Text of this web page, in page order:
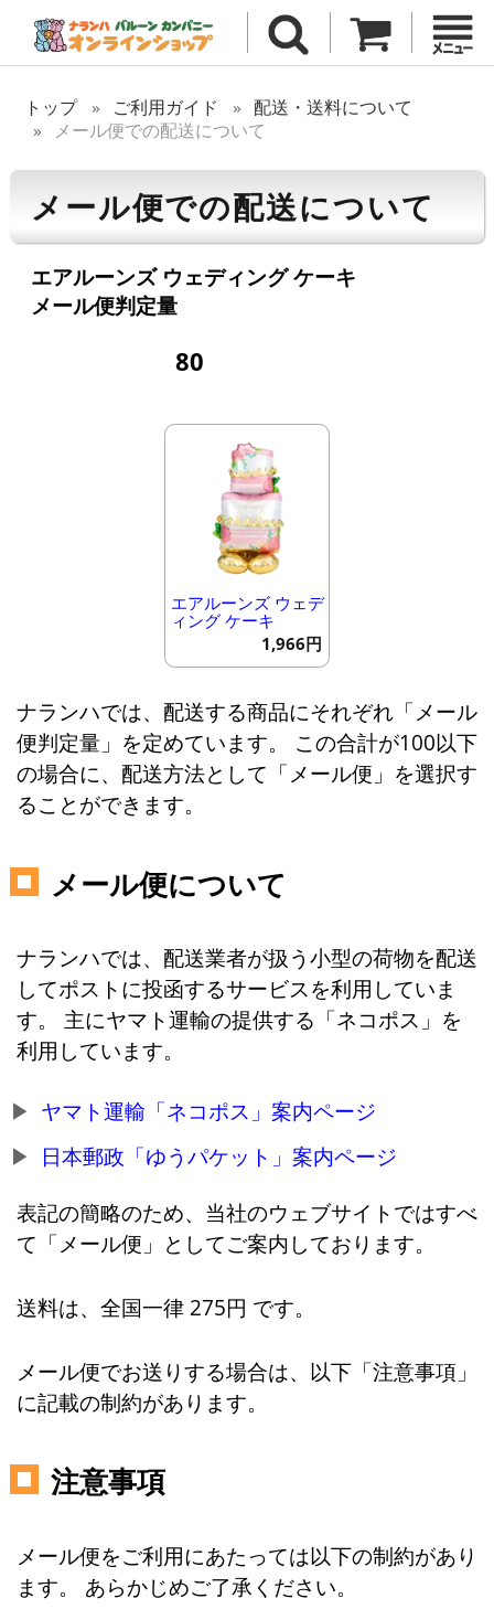
トップ ご利用ガイド
配送・送料について
メール便での配送について
メール便での配送について
エアルーンズ ウェディング ケーキ
メール便判定量
80
エアルーンズ ウェデ
ィング ケーキ
1,966円
ナランハでは、配送する商品にそれぞれ「メール
便判定量」を定めています。 この合計が100以下
の場合に、配送方法として「メール便」を選択す
ることができます。
メール便について
ナランハでは、配送業者が扱う小型の荷物を配送
してポストに投函するサービスを利用していま
す。 主にヤマト運輸の提供する「ネコポス」を
利用しています。
ヤマト運輸「ネコポス」案内ページ
日本郵政「ゆうパケット」案内ページ
表記の簡略のため、当社のウェブサイトではすべ
て「メール便」としてご案内しております。
送料は、全国一律 275円 です。
メール便でお送りする場合は、以下「注意事項」
に記載の制約があります。
注意事項
メール便をご利用にあたっては以下の制約があり
ます。 あらかじめご了承ください。